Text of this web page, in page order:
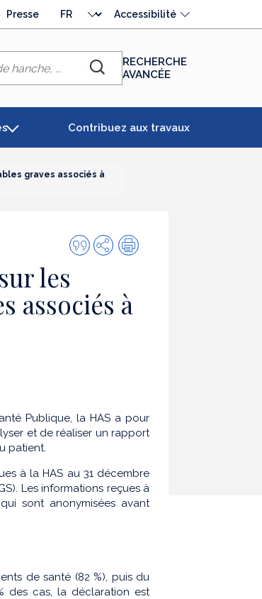
Presse
langue
Accessibilité
Chercher
RECHERCHE
AVANCÉE
Contribuez aux travaux
graves associés à
Citer
cette
PartagerImpression
les
associés à
Publique, la HAS a pour
et de réaliser un rapport
patient.
à la HAS au 31 décembre
Les informations reçues à
sont anonymisées avant
de santé (82 %), puis du
des cas, la déclaration est